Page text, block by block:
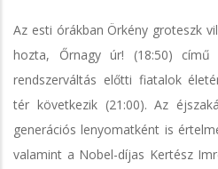
Az esti órákban Örkény groteszk
hozta, Őrnagy úr! (18:50)
rendszerváltás előtti fiatalok
tér következik (21:00). Az
generációs lenyomatként is
valamint a Nobel-díjas Kertész